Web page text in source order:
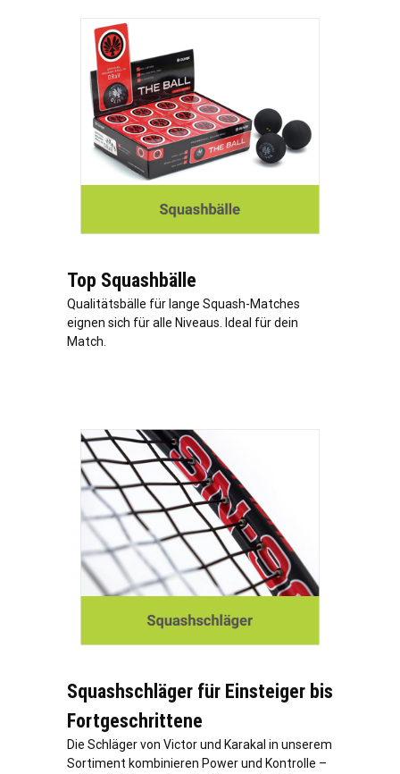
Top Squashbälle
Qualitätsbälle für lange Squash-Matches
eignen sich für alle Niveaus. Ideal für dein
Match.
Squashschläger für Einsteiger bis
Fortgeschrittene
Die Schläger von Victor und Karakal in unserem
Sortiment kombinieren Power und Kontrolle –